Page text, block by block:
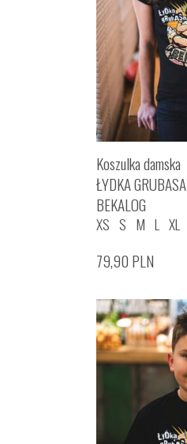
Koszulka damska
ŁYDKA GRUBASA
BEKALOG
XS S M L XL
79,90 PLN